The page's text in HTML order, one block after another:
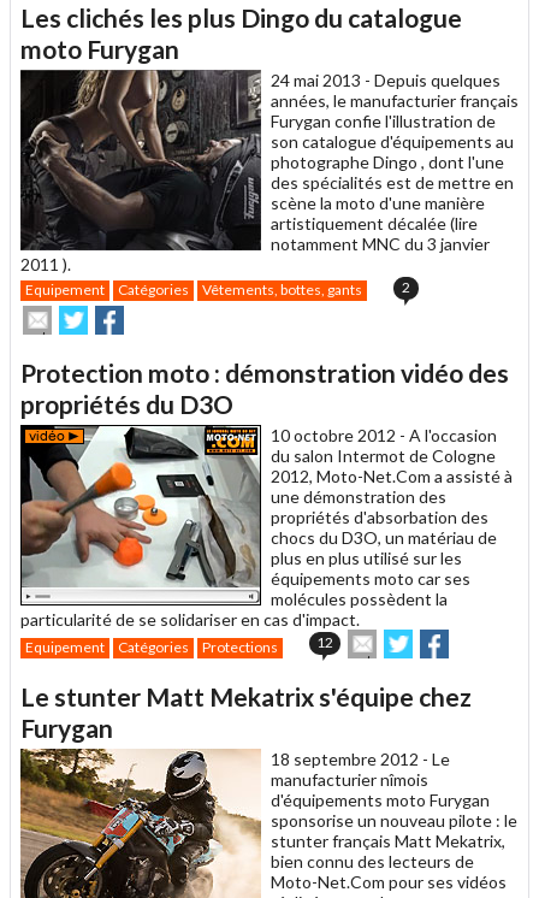
à
un
ami
Les clichés les plus Dingo du catalogue
moto Furygan
24 mai 2013 - Depuis quelques
années, le manufacturier français
Furygan confie l'illustration de
son catalogue d'équipements au
photographe Dingo , dont l'une
des spécialités est de mettre en
scène la moto d'une manière
artistiquement décalée (lire
notamment MNC du 3 janvier
2011 ).
Equipement Catégories Vêtements, bottes, gants 2
Envoyer
cet
à
un
ami
Partager
sur
sur
Protection moto : démonstration vidéo des
propriétés du D3O
10 octobre 2012 - A l'occasion
du salon Intermot de Cologne
2012, Moto-Net.Com a assisté à
une démonstration des
propriétés d'absorbation des
chocs du D3O, un matériau de
plus en plus utilisé sur les
équipements moto car ses
molécules possèdent la
particularité de se solidariser en cas d'impact.
Equipement Catégories Protections 12
Envoyer
cet
à
Partager
sur sur
Le stunter Matt Mekatrix s'équipe chez
Furygan
18 septembre 2012 - Le
manufacturier nîmois
d'équipements moto Furygan
sponsorise un nouveau pilote : le
stunter français Matt Mekatrix,
bien connu des lecteurs de
Moto-Net.Com pour ses vidéos